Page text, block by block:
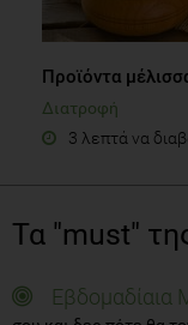
Προϊόντα
Διατροφή
3 λεπτά να
Τα "must"